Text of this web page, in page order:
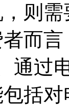
则
而
通过
括